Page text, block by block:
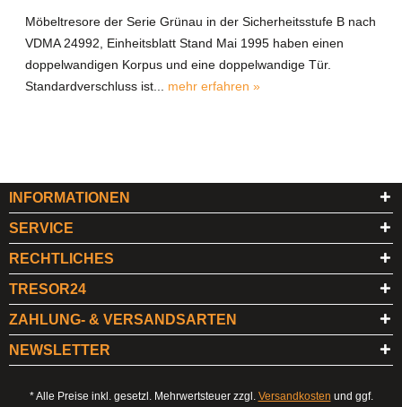
Möbeltresore der Serie Grünau in der Sicherheitsstufe B nach
VDMA 24992, Einheitsblatt Stand Mai 1995 haben einen
doppelwandigen Korpus und eine doppelwandige Tür.
Standardverschluss ist... mehr erfahren »
INFORMATIONEN
SERVICE
RECHTLICHES
TRESOR24
ZAHLUNG- & VERSANDSARTEN
NEWSLETTER
* Alle Preise inkl. gesetzl. Mehrwertsteuer zzgl. Versandkosten und ggf.